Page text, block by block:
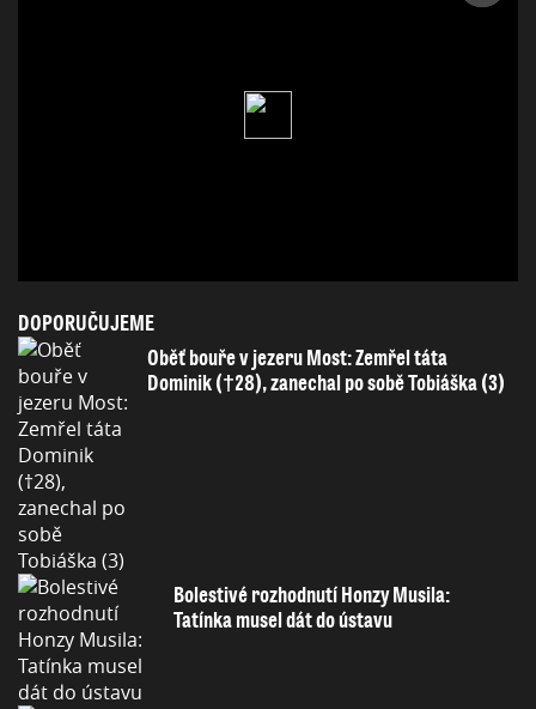
DOPORUČUJEME
Oběť bouře v jezeru Most: Zemřel táta
Dominik (†28), zanechal po sobě Tobiáška (3)
Bolestivé rozhodnutí Honzy Musila:
Tatínka musel dát do ústavu